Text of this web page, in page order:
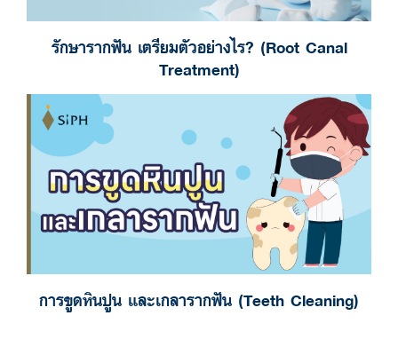
รักษารากฟัน เตรียมตัวอย่างไร? (Root Canal
Treatment)
การขูดหินปูน และเกลารากฟัน (Teeth Cleaning)